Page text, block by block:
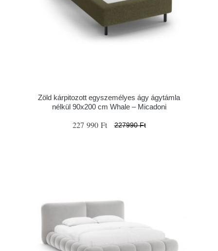
Zöld kárpitozott egyszemélyes ágy ágytámla
nélkül 90x200 cm Whale – Micadoni
227 990 Ft 227990 Ft